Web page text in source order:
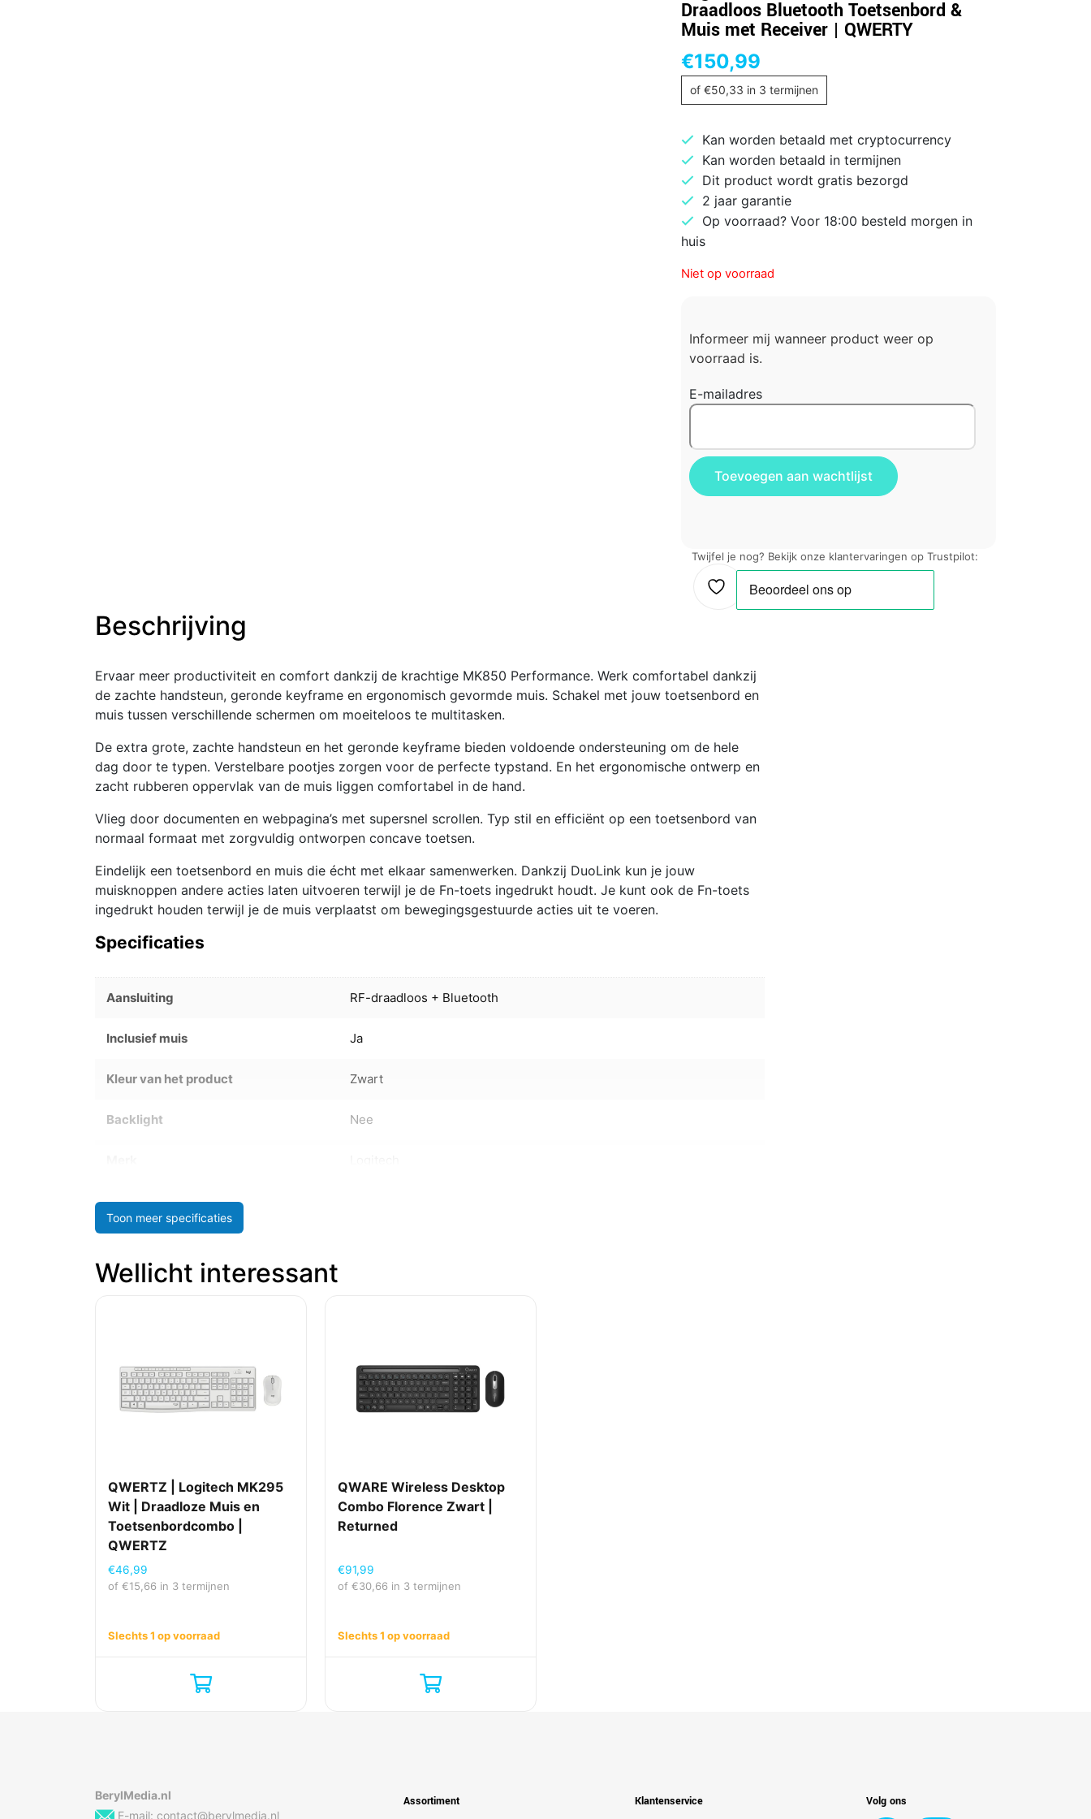
Draadloos Bluetooth Toetsenbord &
Muis met Receiver | QWERTY
€150,99
of €50,33 in 3 termijnen
Kan worden betaald met cryptocurrency
Kan worden betaald in termijnen
Dit product wordt gratis bezorgd
2 jaar garantie
Op voorraad? Voor 18:00 besteld morgen in
huis
Niet op voorraad
Informeer mij wanneer product weer op
voorraad is.
E-mailadres
Twijfel je nog? Bekijk onze klantervaringen op Trustpilot:
Beschrijving
Ervaar meer productiviteit en comfort dankzij de krachtige MK850 Performance. Werk comfortabel dankzij
de zachte handsteun, geronde keyframe en ergonomisch gevormde muis. Schakel met jouw toetsenbord en
muis tussen verschillende schermen om moeiteloos te multitasken.
De extra grote, zachte handsteun en het geronde keyframe bieden voldoende ondersteuning om de hele
dag door te typen. Verstelbare pootjes zorgen voor de perfecte typstand. En het ergonomische ontwerp en
zacht rubberen oppervlak van de muis liggen comfortabel in de hand.
Vlieg door documenten en webpagina’s met supersnel scrollen. Typ stil en efficiënt op een toetsenbord van
normaal formaat met zorgvuldig ontworpen concave toetsen.
Eindelijk een toetsenbord en muis die écht met elkaar samenwerken. Dankzij DuoLink kun je jouw
muisknoppen andere acties laten uitvoeren terwijl je de Fn-toets ingedrukt houdt. Je kunt ook de Fn-toets
ingedrukt houden terwijl je de muis verplaatst om bewegingsgestuurde acties uit te voeren.
Specificaties
Aansluiting RF-draadloos + Bluetooth
Inclusief muis Ja
Kleur van het product Zwart
Backlight Nee
Toon meer specificaties
Wellicht interessant
QWERTZ | Logitech MK295
Wit | Draadloze Muis en
Toetsenbordcombo |
QWERTZ
€46,99
of €15,66 in 3 termijnen
Slechts 1 op voorraad
QWARE Wireless Desktop
Combo Florence Zwart |
Returned
€91,99
of€30,66 in 3 termijnen
Slechts 1 op voorraad
BerylMedia.nl
E-mail: contact@berylmedia.nl
Assortiment Klantenservice Volg ons